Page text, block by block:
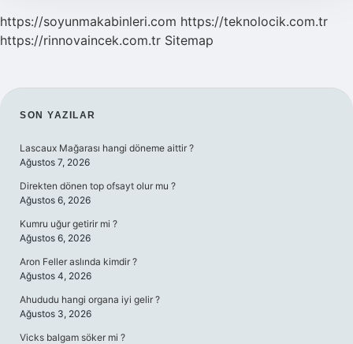
https://soyunmakabinleri.com https://teknolocik.com.tr
https://rinnovaincek.com.tr Sitemap
SIDEBAR
SON YAZILAR
Lascaux Mağarası hangi döneme aittir ?
Ağustos 7, 2026
Direkten dönen top ofsayt olur mu ?
Ağustos 6, 2026
Kumru uğur getirir mi ?
Ağustos 6, 2026
Aron Feller aslında kimdir ?
Ağustos 4, 2026
Ahududu hangi organa iyi gelir ?
Ağustos 3, 2026
Vicks balgam söker mi ?